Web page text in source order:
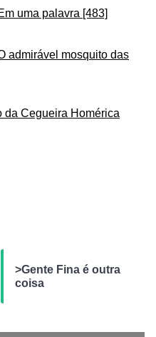
uma palavra [483]
admirável mosquito das
da Cegueira Homérica
>Gente Fina é outra
coisa